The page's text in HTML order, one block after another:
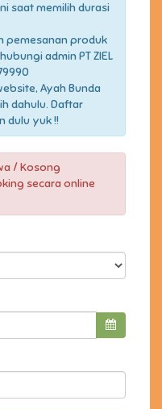
saat memilih durasi
pemesanan produk
admin PT ZIEL
Ayah Bunda
dahulu. Daftar
dulu yuk !!
/ Kosong
secara online